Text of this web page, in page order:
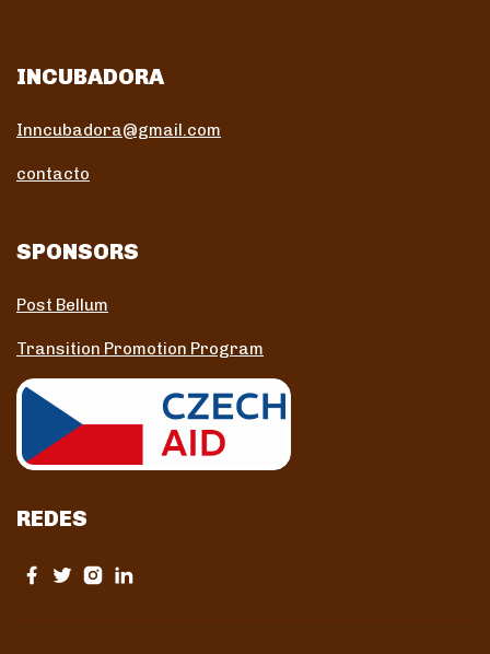
INCUBADORA
Inncubadora@gmail.com
contacto
SPONSORS
Post Bellum
Transition Promotion Program
REDES